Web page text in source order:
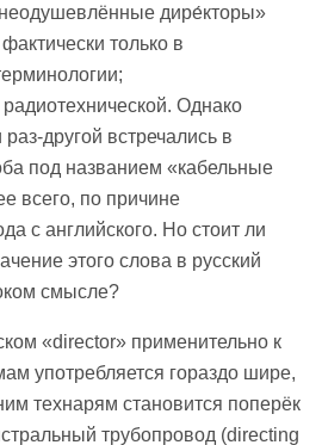
дире́кторы»
только в
Однако
раз-другой встречались в
под названием «кабельные
всего, по причине
с английского. Но стоит ли
этого слова в русский
смысле?
«director» применительно к
употребляется гораздо шире,
технарям становится поперёк
трубопровод (directing